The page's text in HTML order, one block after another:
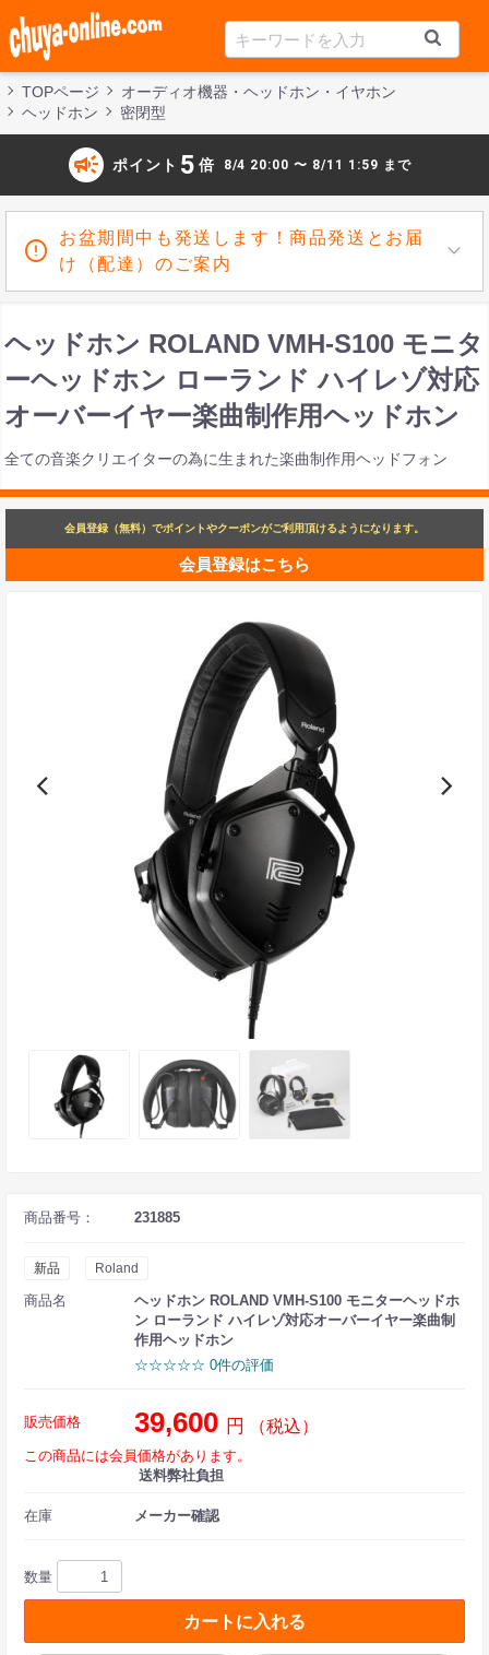
TOPページ
オーディオ機器・ヘッドホン・イヤホン
ヘッドホン
密閉型
campaign ポイント 5 倍 8/4 20:00 〜 8/11 1:59 まで
お盆期間中も発送します！商品発送とお届
け（配達）のご案内
ヘッドホン ROLAND VMH-S100 モニタ
ーヘッドホン ローランド ハイレゾ対応
オーバーイヤー楽曲制作用ヘッドホン
全ての音楽クリエイターの為に生まれた楽曲制作用ヘッドフォン
会員登録（無料）でポイントやクーポンがご利用頂けるようになります。
会員登録はこちら
商品番号： 231885
新品 Roland
商品名
ヘッドホン ROLAND VMH-S100 モニターヘッドホ
ン ローランド ハイレゾ対応オーバーイヤー楽曲制
作用ヘッドホン
☆☆☆☆☆ 0件の評価
販売価格 39,600 円 （税込）
この商品には会員価格があります。
送料弊社負担
在庫 メーカー確認
数量
カートに入れる